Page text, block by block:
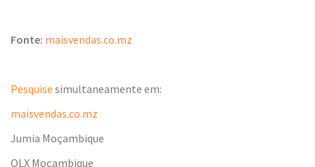
Fonte: maisvendas.co.mz
Pesquise simultaneamente em:
maisvendas.co.mz
Jumia Moçambique
OLX Moçambique